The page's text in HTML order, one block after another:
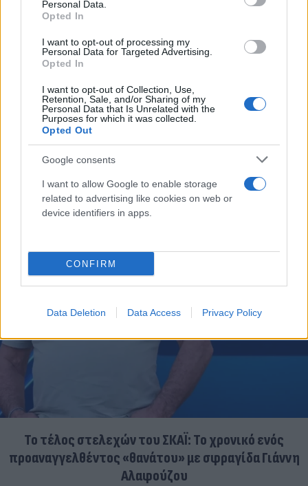
Personal Data.
Opted In
I want to opt-out of processing my
Personal Data for Targeted Advertising.
Opted In
I want to opt-out of Collection, Use,
Retention, Sale, and/or Sharing of my
Personal Data that Is Unrelated with the
Purposes for which it was collected.
Opted Out
Google consents
I want to allow Google to enable storage
related to advertising like cookies on web or
device identifiers in apps.
CONFIRM
Data Deletion Data Access Privacy Policy
Αδιανόητη καταγγελία για τουρίστα στην Κρήτη:
Έδειχνε ανήλικη και ρωτούσε «πόσο;»
07.08.2026
Το τέλος στελεχών του ΣΚΑΪ: Το χρονικό ενός
προαναγγελθέντος «θανάτου» με σφραγίδα Γιάννη
Αλαφούζου